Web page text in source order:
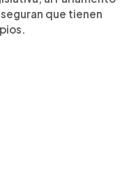
que tienen